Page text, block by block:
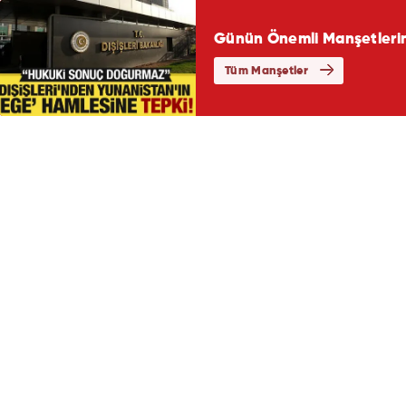
Günün Önemli
Tüm Manşetler